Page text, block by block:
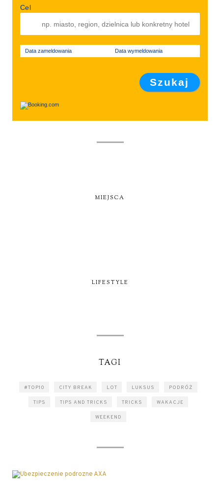
Cel
Data zameldowania Data wymeldowania
MIEJSCA
LIFESTYLE
TAGI
#TOP10 CITY BREAK LOT LUKSUS PODRÓŻ
TIPS TIPS AND TRICKS TRICKS WAKACJE
WEEKEND